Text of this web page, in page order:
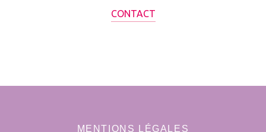
CONTACT
MENTIONS LÉGALES